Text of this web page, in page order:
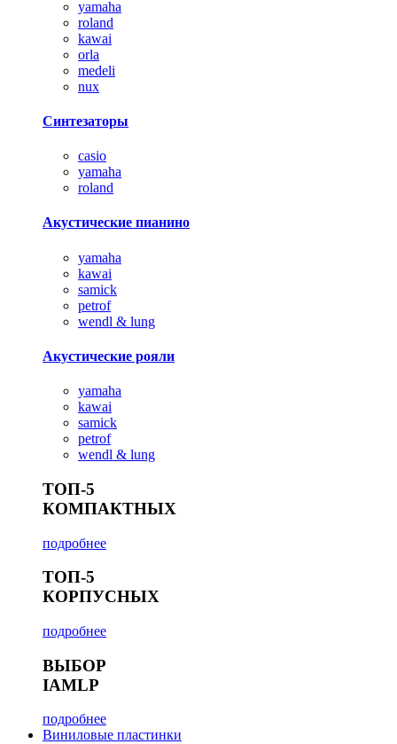
yamaha
roland
kawai
orla
medeli
nux
Синтезаторы
casio
yamaha
roland
Акустические пианино
yamaha
kawai
samick
petrof
wendl & lung
Акустические рояли
yamaha
kawai
samick
petrof
wendl & lung
ТОП-5
КОМПАКТНЫХ
подробнее
ТОП-5
КОРПУСНЫХ
подробнее
ВЫБОР
IAMLP
подробнее
Виниловые пластинки